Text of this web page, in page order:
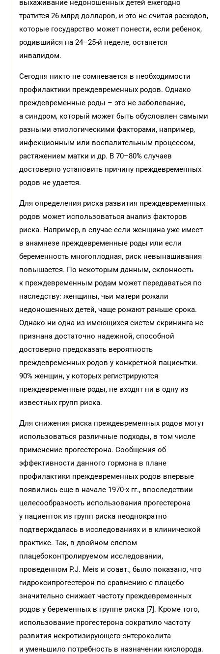
выхаживание недоношенных детей ежегодно
тратится 26 млрд долларов, и это не считая расходов,
которые государство может понести, если ребенок,
родившийся на 24–25-й неделе, останется
инвалидом.
Сегодня никто не сомневается в необходимости
профилактики преждевременных родов. Однако
преждевременные роды – это не заболевание,
а синдром, который может быть обусловлен самыми
разными этиологическими факторами, например,
инфекционным или воспалительным процессом,
растяжением матки и др. В 70–80% случаев
достоверно установить причину преждевременных
родов не удается.
Для определения риска развития преждевременных
родов может использоваться анализ факторов
риска. Например, в случае если женщина уже имеет
в анамнезе преждевременные роды или если
беременность многоплодная, риск невынашивания
повышается. По некоторым данным, склонность
к преждевременным родам может передаваться по
наследству: женщины, чьи матери рожали
недоношенных детей, чаще рожают раньше срока.
Однако ни одна из имеющихся систем скрининга не
признана достаточно надежной, способной
достоверно предсказать вероятность
преждевременных родов у конкретной пациентки.
90% женщин, у которых регистрируются
преждевременные роды, не входят ни в одну из
известных групп риска.
Для снижения риска преждевременных родов могут
использоваться различные подходы, в том числе
применение прогестерона. Сообщения об
эффективности данного гормона в плане
профилактики преждевременных родов впервые
появились еще в начале 1970-х гг., впоследствии
целесообразность использования прогестерона
у пациенток из групп риска неоднократно
подтверждалась в исследованиях и в клинической
практике. Так, в двойном слепом
плацебоконтролируемом исследовании,
проведенном P.J. Meis и соавт., было показано, что
гидроксипрогестерон по сравнению с плацебо
значительно снижает частоту преждевременных
родов у беременных в группе риска [7]. Кроме того,
использование прогестерона сократило частоту
развития некротизирующего энтероколита
и уменьшило потребность в назначении кислорода.